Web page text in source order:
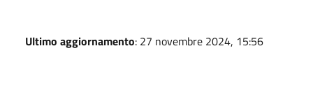
Ultimo aggiornamento: 27 novembre 2024, 15:56